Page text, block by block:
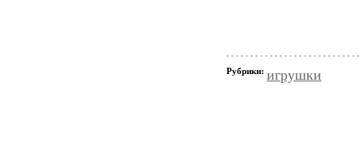
Рубрики: игрушки